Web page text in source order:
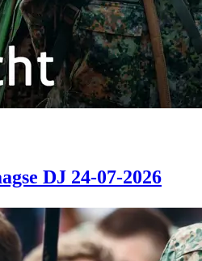
DJ 24-07-2026